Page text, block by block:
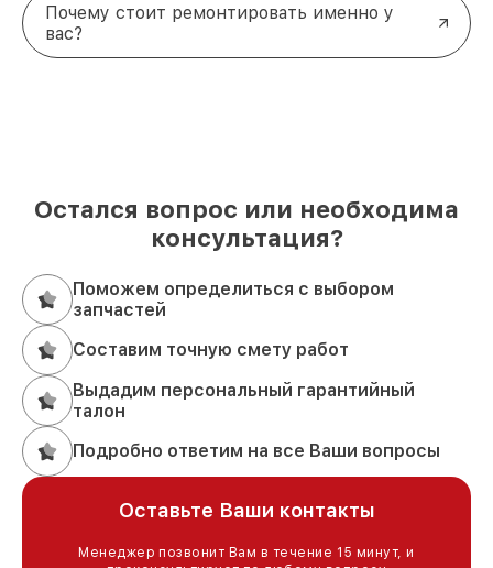
Почему стоит ремонтировать именно у
вас?
Остался вопрос или необходима
консультация?
Поможем определиться с выбором
запчастей
Составим точную смету работ
Выдадим персональный гарантийный
талон
Подробно ответим на все Ваши вопросы
Оставьте Ваши контакты
Менеджер позвонит Вам в течение 15 минут, и